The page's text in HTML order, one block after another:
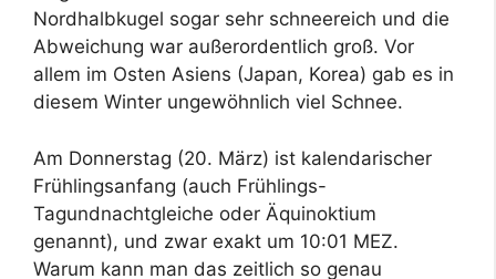
Nordhalbkugel sogar sehr schneereich und die
Abweichung war außerordentlich groß. Vor
allem im Osten Asiens (Japan, Korea) gab es in
diesem Winter ungewöhnlich viel Schnee.
Am Donnerstag (20. März) ist kalendarischer
Frühlingsanfang (auch Frühlings-
Tagundnachtgleiche oder Äquinoktium
genannt), und zwar exakt um 10:01 MEZ.
Warum kann man das zeitlich so genau